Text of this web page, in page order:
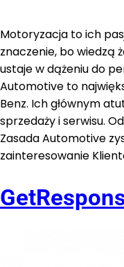
Motoryzacja to ich
znaczenie, bo wiedzą
ustaje w dążeniu do
Automotive to
Benz. Ich głównym
sprzedaży i serwisu.
Zasada Automotive
zainteresowanie